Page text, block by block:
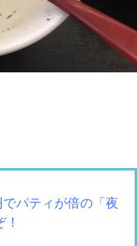
でパティが倍の「夜